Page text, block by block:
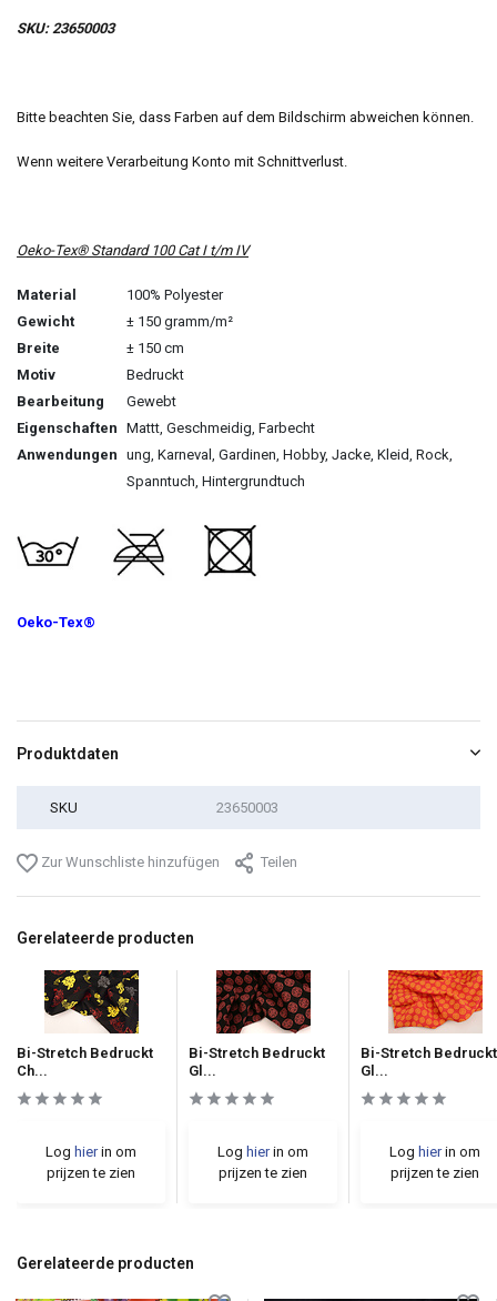
SKU: 23650003
Bitte beachten Sie, dass Farben auf dem Bildschirm abweichen können.
Wenn weitere Verarbeitung Konto mit Schnittverlust.
Oeko-Tex® Standard 100 Cat I t/m IV
Material
100% Polyester
Gewicht
± 150 gramm/m²
Breite
± 150 cm
Motiv
Bedruckt
Bearbeitung
Gewebt
Eigenschaften Mattt, Geschmeidig, Farbecht
Anwendungen ung, Karneval, Gardinen, Hobby, Jacke, Kleid, Rock,
Spanntuch, Hintergrundtuch
Oeko-Tex®
Produktdaten
SKU 23650003
Zur Wunschliste hinzufügen Teilen
Gerelateerde producten
Bi-Stretch Bedruckt
Ch...
Log hierin om
prijzen te zien
Bi-Stretch Bedruckt
Gl...
Log hierin om
prijzen te zien
Bi-Stretch Bedruckt
Gl...
Log hierin om
prijzen te zien
Gerelateerde producten